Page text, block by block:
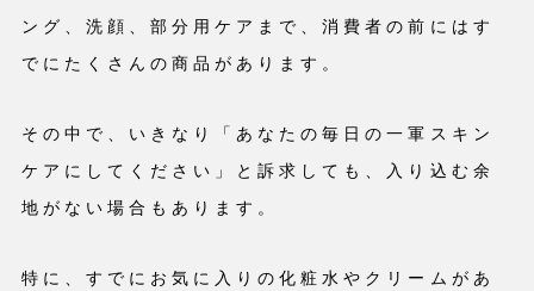
ング、洗顔、部分用ケアまで、消費者の前にはす
でにたくさんの商品があります。
その中で、いきなり「あなたの毎日の一軍スキン
ケアにしてください」と訴求しても、入り込む余
地がない場合もあります。
特に、すでにお気に入りの化粧水やクリームがあ